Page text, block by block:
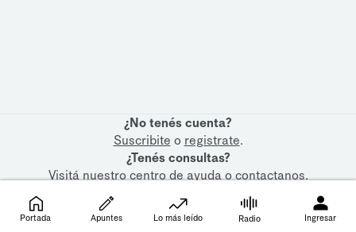
¿No tenés cuenta?
Suscribite o registrate.
¿Tenés consultas?
Visitá nuestrocentro de ayudaocontactanos.
Portada Apuntes Lo más leído Radio Ingresar